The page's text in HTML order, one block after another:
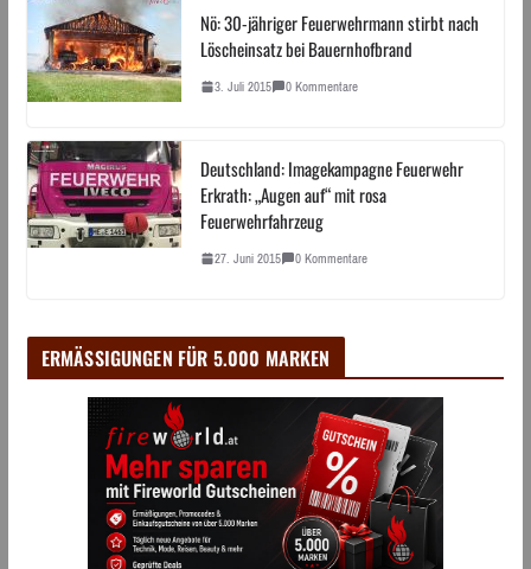
Nö: 30-jähriger Feuerwehrmann stirbt nach
Löscheinsatz bei Bauernhofbrand
3. Juli 2015 0 Kommentare
Deutschland: Imagekampagne Feuerwehr
Erkrath: „Augen auf“ mit rosa
Feuerwehrfahrzeug
27. Juni 2015 0 Kommentare
ERMÄSSIGUNGEN FÜR 5.000 MARKEN